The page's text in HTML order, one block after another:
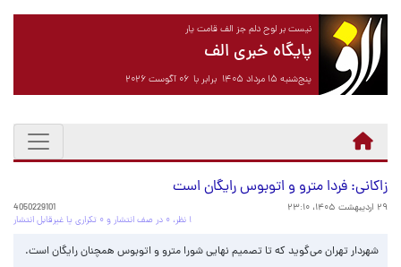
نیست بر لوح دلم جز الف قامت یار
پایگاه خبری الف
پنج‌شنبه ۱۵ مرداد ۱۴۰۵ برابر با ۰۶ آگوست ۲۰۲۶
زاکانی: فردا مترو و اتوبوس رایگان است
۲۹ اردیبهشت ۱۴۰۵، ۲۳:۱۰
4050229101
۱ نظر، ۰ در صف انتشار و ۰ تکراری یا غیرقابل انتشار
شهردار تهران می‌گوید که تا تصمیم نهایی شورا مترو و اتوبوس همچنان رایگان است.